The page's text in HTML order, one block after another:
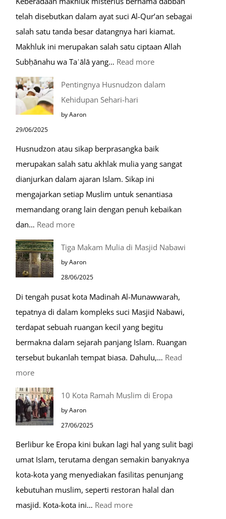
Mustajab
telah disebutkan dalam ayat suci Al-Qur’an sebagai
salah satu tanda besar datangnya hari kiamat.
Makhluk ini merupakan salah satu ciptaan Allah
Subḥānahu wa Taʿālā yang… Read more:
Pentingnya Husnudzon dalam
Kehidupan Sehari-hari
by Aaron
29/06/2025
Husnudzon atau sikap berprasangka baik
merupakan salah satu akhlak mulia yang sangat
dianjurkan dalam ajaran Islam. Sikap ini
mengajarkan setiap Muslim untuk senantiasa
memandang orang lain dengan penuh kebaikan
dan… Read more:
Sehari-
hari
Tiga Makam Mulia di Masjid Nabawi
by Aaron
28/06/2025
Di tengah pusat kota Madinah Al-Munawwarah,
tepatnya di dalam kompleks suci Masjid Nabawi,
terdapat sebuah ruangan kecil yang begitu
bermakna dalam sejarah panjang Islam. Ruangan
tersebut bukanlah tempat biasa. Dahulu,… Read
more:
Tiga
Makam
Mulia
Masjid
Nabawi
10 Kota Ramah Muslim di Eropa
by Aaron
27/06/2025
Berlibur ke Eropa kini bukan lagi hal yang sulit bagi
umat Islam, terutama dengan semakin banyaknya
kota-kota yang menyediakan fasilitas penunjang
kebutuhan muslim, seperti restoran halal dan
masjid. Kota-kota ini… Read more: